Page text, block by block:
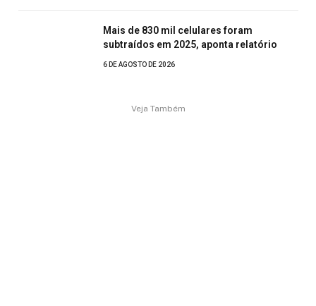
Mais de 830 mil celulares foram
subtraídos em 2025, aponta relatório
6 DE AGOSTO DE 2026
Veja Também